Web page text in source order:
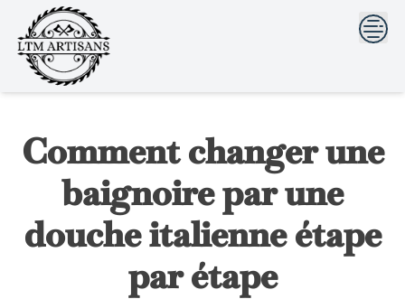
```html```
content
Comment changer une
baignoire par une
douche italienne étape
par étape